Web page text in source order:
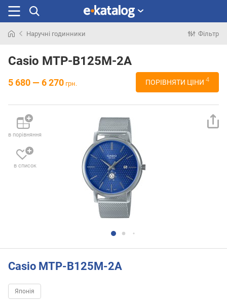
раніше
Наручні годинники Фільтр
Casio MTP-B125M-2A
5 680 — 6 270 грн. ПОРІВНЯТИ ЦІНИ 4
в порівняння
в список
Casio MTP-B125M-2A
Японія